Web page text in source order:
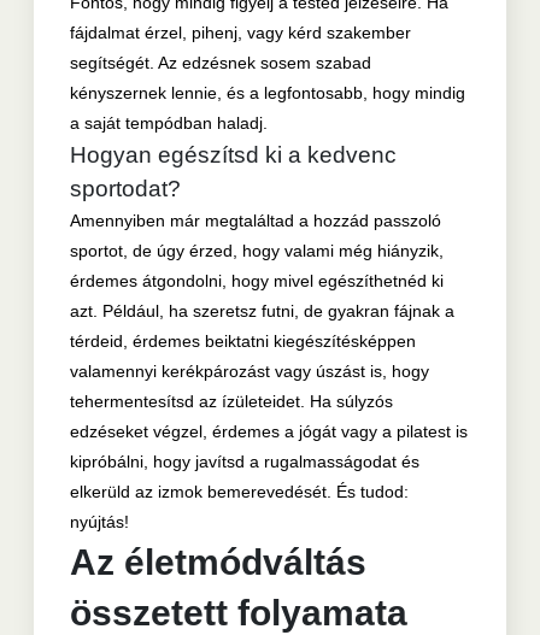
fájdalmat érzel, pihenj, vagy kérd szakember
segítségét. Az edzésnek sosem szabad
kényszernek lennie, és a legfontosabb, hogy mindig
a saját tempódban haladj.
Hogyan egészítsd ki a kedvenc
sportodat?
Amennyiben már megtaláltad a hozzád passzoló
sportot, de úgy érzed, hogy valami még hiányzik,
érdemes átgondolni, hogy mivel egészíthetnéd ki
azt. Például, ha szeretsz futni, de gyakran fájnak a
térdeid, érdemes beiktatni kiegészítésképpen
valamennyi kerékpározást vagy úszást is, hogy
tehermentesítsd az ízületeidet. Ha súlyzós
edzéseket végzel, érdemes a jógát vagy a pilatest is
kipróbálni, hogy javítsd a rugalmasságodat és
elkerüld az izmok bemerevedését. És tudod:
nyújtás!
Az életmódváltás
összetett folyamata